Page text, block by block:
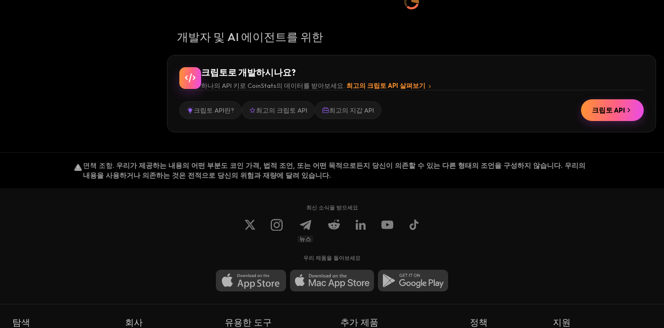
개발자 및 AI 에이전트를 위한
크립토로 개발하시나요?
하나의 API 키로 CoinStats의 데이터를 받아보세요. 최고의 크립토 API 살펴보기
크립토 API란? 최고의 크립토 API 최고의 지갑 API 크립토 API
면책 조항. 우리가 제공하는 내용의 어떤 부분도 코인 가격, 법적 조언, 또는 어떤 목적으로든지 당신이 의존할 수 있는 다른 형태의 조언을 구성하지 않습니다. 우리의
내용을 사용하거나 의존하는 것은 전적으로 당신의 위험과 재량에 달려 있습니다.
최신 소식을 받으세요
뉴스
우리 제품을 돌아보세요
탐색 회사 유용한 도구 추가 제품 정책 지원